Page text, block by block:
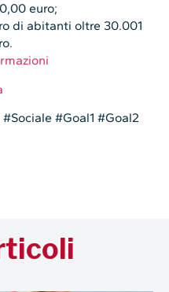
euro;
di abitanti oltre 30.001
#Goal1 #Goal2